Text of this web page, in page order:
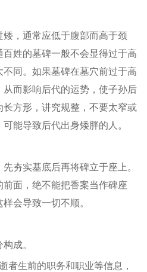
，通常应低于腹部而高于颈
姓的墓碑一般不会显得过于高
同。如果墓碑在墓穴前过于高
而影响后代的运势，使子孙后
方形，讲究规整，不要太窄或
能导致后代出身矮胖的人。
夯实基底后再将碑立于座上。
面，绝不能把香案当作碑座
会导致一切不顺。
成。
者生前的职务和职业等信息，